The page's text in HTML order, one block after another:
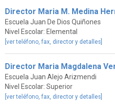
Director Maria M. Medina
Escuela Juan De Dios Quiñones
Nivel Escolar: Elemental
[ver teléfono, fax, director y detalles]
Director Maria Magdalena
Escuela Juan Alejo Arizmendi
Nivel Escolar: Superior
[ver teléfono, fax, director y detalles]